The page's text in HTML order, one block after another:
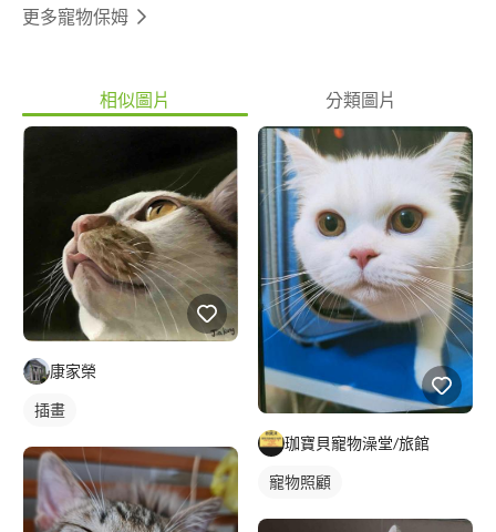
更多寵物保姆
相似圖片 分類圖片
康家榮
插畫
珈寶貝寵物澡堂/旅館
寵物照顧